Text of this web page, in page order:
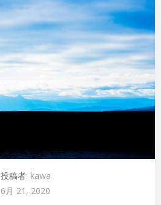
投稿者: kawa
6月 21, 2020